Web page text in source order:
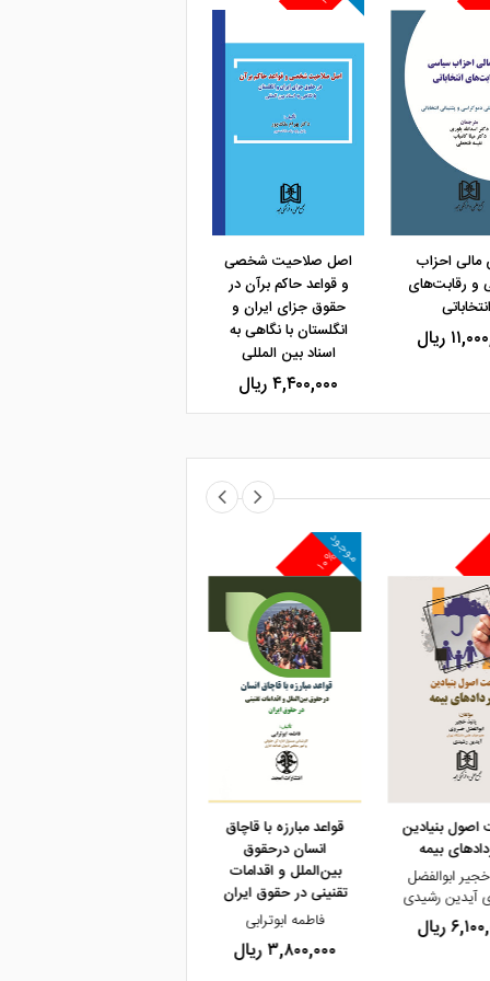
و خرید مشاهده و خرید
مالی احزاب
و رقابت‌های
انتخاباتی
ریال
اصل صلاحیت شخصی
و قواعد حاکم برآن در
حقوق جزای ایران و
انگلستان با نگاهی به
اسناد بین المللی
۴,۴۰۰,۰۰۰ ریال
و خرید مشاهده و خرید
بنیادین
بیمه
ابوالفضل
آیدین رشیدی
ریال
۱۰%
موجود
قواعد مبارزه با قاچاق
انسان درحقوق
بین‌الملل و اقدامات
تقنینی در حقوق ایران
فاطمه ابوترابی
۳,۸۰۰,۰۰۰ ریال